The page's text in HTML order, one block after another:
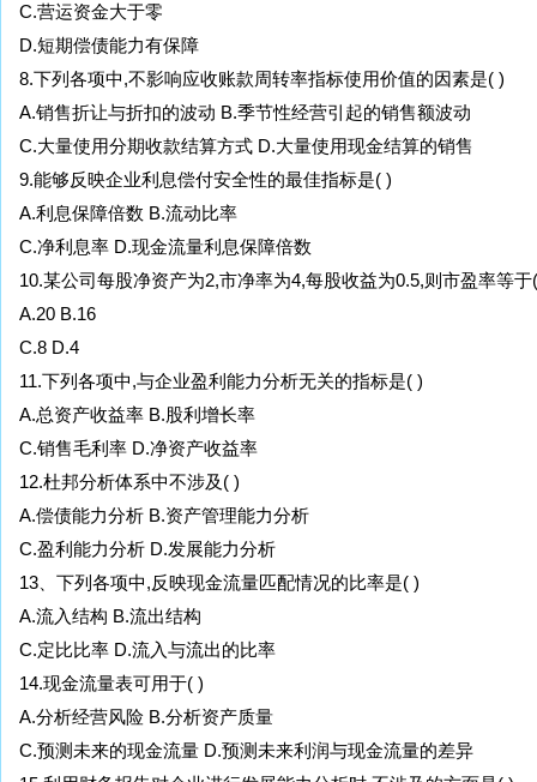
C.营运资金大于零
D.短期偿债能力有保障
8.下列各项中,不影响应收账款周转率指标使用价值的因素是( )
A.销售折让与折扣的波动 B.季节性经营引起的销售额波动
C.大量使用分期收款结算方式 D.大量使用现金结算的销售
9.能够反映企业利息偿付安全性的最佳指标是( )
A.利息保障倍数 B.流动比率
C.净利息率 D.现金流量利息保障倍数
10.某公司每股净资产为2,市净率为4,每股收益为0.5,则市盈率等于
A.20 B.16
C.8 D.4
11.下列各项中,与企业盈利能力分析无关的指标是( )
A.总资产收益率 B.股利增长率
C.销售毛利率 D.净资产收益率
12.杜邦分析体系中不涉及( )
A.偿债能力分析 B.资产管理能力分析
C.盈利能力分析 D.发展能力分析
13、下列各项中,反映现金流量匹配情况的比率是( )
A.流入结构 B.流出结构
C.定比比率 D.流入与流出的比率
14.现金流量表可用于( )
A.分析经营风险 B.分析资产质量
C.预测未来的现金流量 D.预测未来利润与现金流量的差异